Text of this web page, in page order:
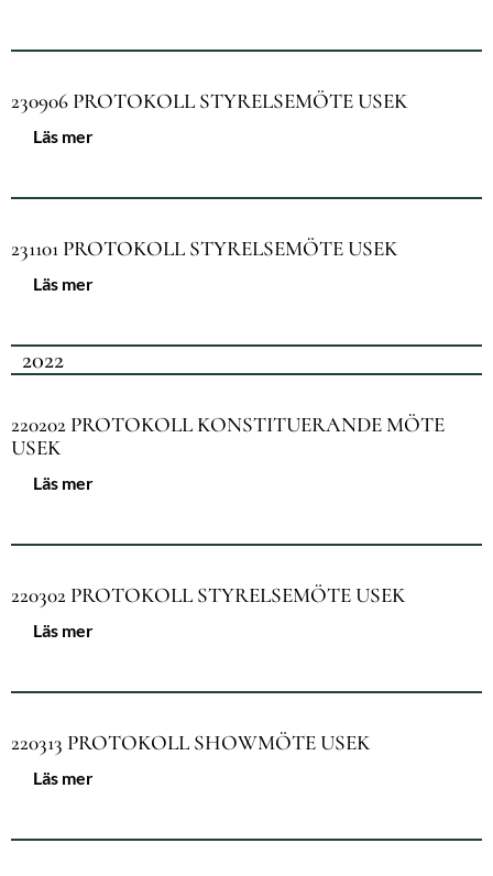
230906 PROTOKOLL STYRELSEMÖTE USEK
Läs mer
231101 PROTOKOLL STYRELSEMÖTE USEK
Läs mer
2022
220202 PROTOKOLL KONSTITUERANDE MÖTE
USEK
Läs mer
220302 PROTOKOLL STYRELSEMÖTE USEK
Läs mer
220313 PROTOKOLL SHOWMÖTE USEK
Läs mer